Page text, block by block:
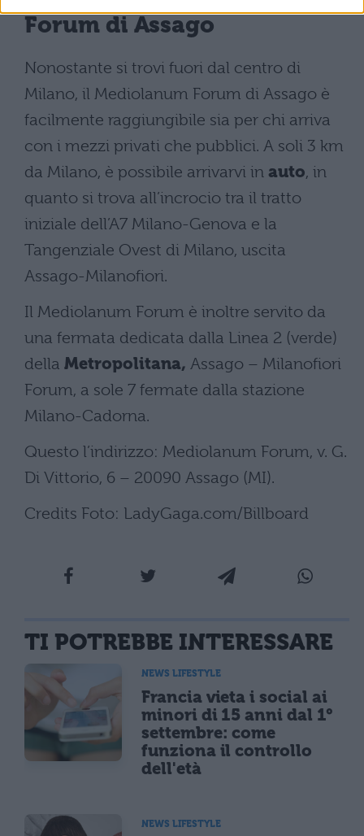
Forum di Assago
Nonostante si trovi fuori dal centro di
Milano, il Mediolanum Forum di Assago è
facilmente raggiungibile sia per chi arriva
con i mezzi privati che pubblici. A soli 3 km
da Milano, è possibile arrivarvi in auto, in
quanto si trova all’incrocio tra il tratto
iniziale dell’A7 Milano-Genova e la
Tangenziale Ovest di Milano, uscita
Assago-Milanofiori.
Il Mediolanum Forum è inoltre servito da
una fermata dedicata dalla Linea 2 (verde)
della Metropolitana, Assago – Milanofiori
Forum, a sole 7 fermate dalla stazione
Milano-Cadorna.
Questo l’indirizzo: Mediolanum Forum, v. G.
Di Vittorio, 6 – 20090 Assago (MI).
Credits Foto: LadyGaga.com/Billboard
TI POTREBBE INTERESSARE
NEWS LIFESTYLE
Francia vieta i social ai
minori di 15 anni dal 1°
settembre: come
funziona il controllo
dell'età
NEWS LIFESTYLE